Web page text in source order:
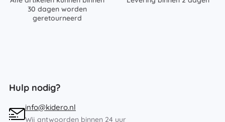
30 dagen worden
geretourneerd
Hulp nodig?
info@kidero.nl
Wij antwoorden binnen 24 uur